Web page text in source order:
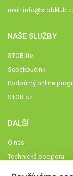
mail:
NAŠE SLUŽBY
STOBlife
Sebekoučink
Podpůrný online
STOB.cz
DALŠÍ
O nás
Technická podpora